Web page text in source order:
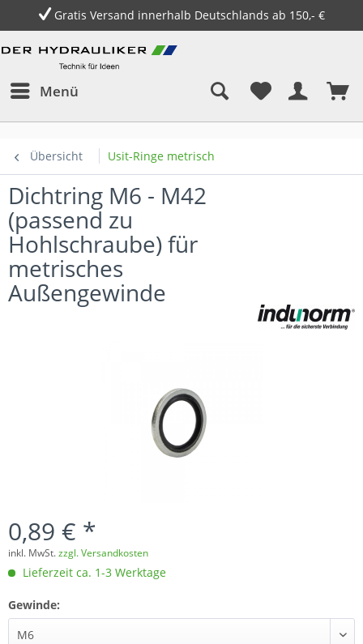
Gratis Versand innerhalb Deutschlands ab 150,- €
Menü
Übersicht Usit-Ringe metrisch
Dichtring M6 - M42
(passend zu
Hohlschraube) für
metrisches
Außengewinde
0,89 € *
inkl. MwSt.zzgl. Versandkosten
Lieferzeit ca. 1-3 Werktage
Gewinde: